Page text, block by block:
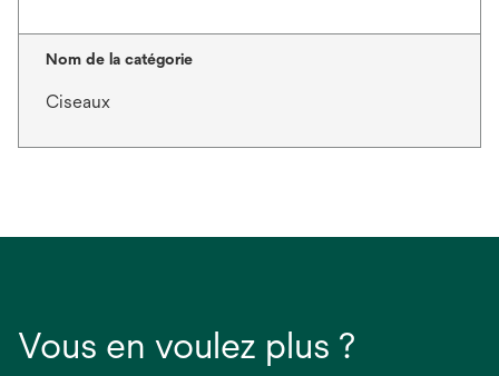
Nom de la catégorie
Ciseaux
Vous en voulez plus ?